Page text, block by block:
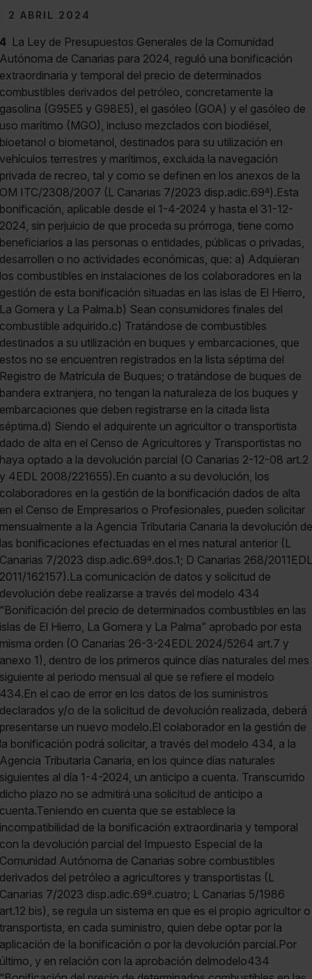
2 ABRIL 2024
4 La Ley de Presupuestos Generales de la Comunidad
Autónoma de Canarias para 2024, reguló una bonificación
extraordinaria y temporal del precio de determinados
combustibles derivados del petróleo, concretamente la
gasolina (G95E5 y G98E5), el gasóleo (GOA) y el gasóleo de
uso marítimo (MGO), incluso mezclados con biodiésel,
bioetanol o biometanol, destinados para su utilización en
vehículos terrestres y marítimos, excluida la navegación
privada de recreo, tal y como se definen en los anexos de la
OM ITC/2308/2007 (L Canarias 7/2023 disp.adic.69ª).Esta
bonificación, aplicable desde el 1-4-2024 y hasta el 31-12-
2024, sin perjuicio de que proceda su prórroga, tiene como
beneficiarios a las personas o entidades, públicas o privadas,
desarrollen o no actividades económicas, que: a) Adquieran
los combustibles en instalaciones de los colaboradores en la
gestión de esta bonificación situadas en las islas de El Hierro,
La Gomera y La Palma.b) Sean consumidores finales del
combustible adquirido.c) Tratándose de combustibles
destinados a su utilización en buques y embarcaciones, que
estos no se encuentren registrados en la lista séptima del
Registro de Matrícula de Buques; o tratándose de buques de
bandera extranjera, no tengan la naturaleza de los buques y
embarcaciones que deben registrarse en la citada lista
séptima.d) Siendo el adquirente un agricultor o transportista
dado de alta en el Censo de Agricultores y Transportistas no
haya optado a la devolución parcial (O Canarias 2-12-08 art.2
y 4EDL 2008/221655).En cuanto a su devolución, los
colaboradores en la gestión de la bonificación dados de alta
en el Censo de Empresarios o Profesionales, pueden solicitar
mensualmente a la Agencia Tributaria Canaria la devolución de
las bonificaciones efectuadas en el mes natural anterior (L
Canarias 7/2023 disp.adic.69ª.dos.1; D Canarias 268/2011EDL
2011/162157).La comunicación de datos y solicitud de
devolución debe realizarse a través del modelo 434
“Bonificación del precio de determinados combustibles en las
islas de El Hierro, La Gomera y La Palma” aprobado por esta
misma orden (O Canarias 26-3-24EDL 2024/5264 art.7 y
anexo 1), dentro de los primeros quince días naturales del mes
siguiente al periodo mensual al que se refiere el modelo
434.En el cao de error en los datos de los suministros
declarados y/o de la solicitud de devolución realizada, deberá
presentarse un nuevo modelo.El colaborador en la gestión de
la bonificación podrá solicitar, a través del modelo 434, a la
Agencia Tributaria Canaria, en los quince días naturales
siguientes al día 1-4-2024, un anticipo a cuenta. Transcurrido
dicho plazo no se admitirá una solicitud de anticipo a
cuenta.Teniendo en cuenta que se establece la
incompatibilidad de la bonificación extraordinaria y temporal
con la devolución parcial del Impuesto Especial de la
Comunidad Autónoma de Canarias sobre combustibles
derivados del petróleo a agricultores y transportistas (L
Canarias 7/2023 disp.adic.69ª.cuatro; L Canarias 5/1986
art.12 bis), se regula un sistema en que es el propio agricultor o
transportista, en cada suministro, quien debe optar por la
aplicación de la bonificación o por la devolución parcial.Por
último, y en relación con la aprobación delmodelo434